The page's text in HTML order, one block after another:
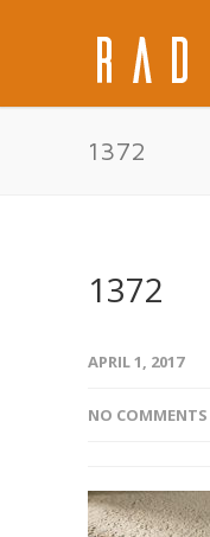
1372
1372
APRIL 1, 2017
NO COMMENTS